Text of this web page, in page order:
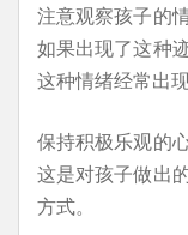
注意观察孩子的
如果出现了这种
这种情绪经常出
保持积极乐观的
这是对孩子做出
方式。